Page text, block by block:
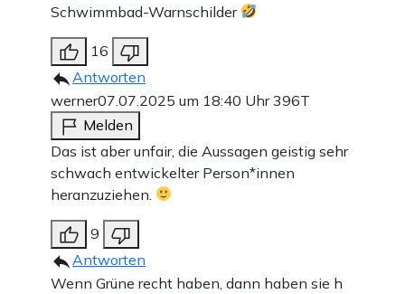
Schwimmbad-Warnschilder
16
Antworten
werner07.07.2025 um 18:40 Uhr396T
Melden
Das ist aber unfair, die Aussagen geistig sehr
schwach entwickelter Person*innen
heranzuziehen.
9
Antworten
Wenn Grüne recht haben, dann haben sie h